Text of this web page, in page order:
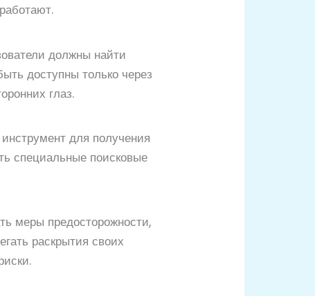
должны найти
доступны только через
глаз.
для получения
специальные поисковые
меры предосторожности,
раскрытия своих